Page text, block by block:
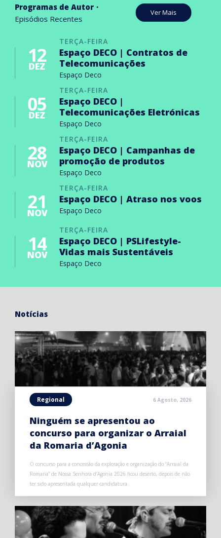
Programas de Autor
Episódios Recentes
Ver Mais
TERÇA-FEIRA
12
DEZ
Espaço DECO | Contratos de
Telecomunicações
Espaço Deco
TERÇA-FEIRA
05
DEZ
Espaço DECO |
Telecomunicações Eletrónicas
Espaço Deco
TERÇA-FEIRA
28
NOV
Espaço DECO | Campanhas de
promoção de produtos
Espaço Deco
TERÇA-FEIRA
21
NOV
Espaço DECO | Atraso nos voos
Espaço Deco
TERÇA-FEIRA
14
NOV
Espaço DECO | PSLifestyle-
Vidas mais Sustentáveis
Espaço Deco
Notícias
Regional 6 Agosto, 2026
Ninguém se apresentou ao
concurso para organizar o Arraial
da Romaria d’Agonia
O concurso para a concessão da exploração e organização do “Arraial da
Romaria” de Nossa Senhora d’Agonia 2026 ficou deserto, depois de não
ter sido apresentada qualquer candidatura.